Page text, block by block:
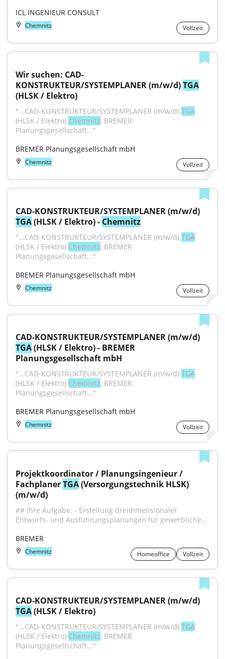
ICL INGENIEUR CONSULT
Chemnitz Vollzeit
Wir suchen: CAD-
KONSTRUKTEUR/SYSTEMPLANER (m/w/d) TGA
(HLSK / Elektro)
"...CAD-KONSTRUKTEUR/SYSTEMPLANER (m/w/d) TGA
(HLSK / Elektro) Chemnitz, BREMER
Planungsgesellschaft..."
BREMER Planungsgesellschaft mbH
Chemnitz Vollzeit
TGA (HLSK / Elektro) - Chemnitz
"...CAD-KONSTRUKTEUR/SYSTEMPLANER (m/w/d) TGA
(HLSK / Elektro) Chemnitz, BREMER
Planungsgesellschaft..."
BREMER Planungsgesellschaft mbH
Chemnitz Vollzeit
TGA (HLSK / Elektro) - BREMER
Planungsgesellschaft mbH
"...CAD-KONSTRUKTEUR/SYSTEMPLANER (m/w/d) TGA
(HLSK / Elektro) Chemnitz, BREMER
Planungsgesellschaft..."
BREMER Planungsgesellschaft mbH
Chemnitz Vollzeit
Projektkoordinator / Planungsingenieur /
Fachplaner TGA (Versorgungstechnik HLSK)
(m/w/d)
## Ihre Aufgabe: - Erstellung dreidimensionaler
Entwurfs- und Ausführungsplanungen für gewerbliche...
BREMER
Chemnitz Homeoffice Vollzeit
TGA (HLSK / Elektro)
"...CAD-KONSTRUKTEUR/SYSTEMPLANER (m/w/d) TGA
(HLSK / Elektro) Chemnitz, BREMER
Planungsgesellschaft..."